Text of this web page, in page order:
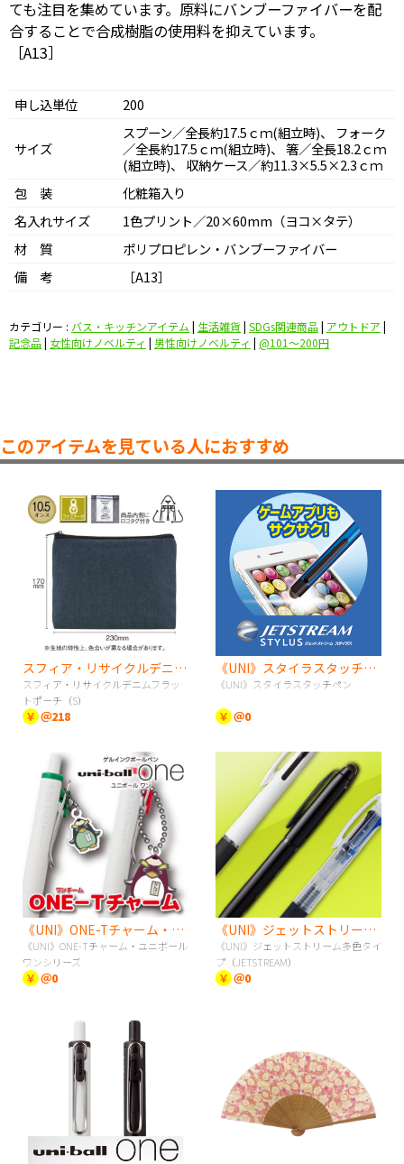
ても注目を集めています。原料にバンブーファイバーを配
合することで合成樹脂の使用料を抑えています。
［A13］
申し込単位 200
サイズ
スプーン／全長約17.5ｃｍ(組立時)、 フォーク
／全長約17.5ｃｍ(組立時)、 箸／全長18.2ｃｍ
(組立時)、 収納ケース／約11.3×5.5×2.3ｃｍ
包 装
化粧箱入り
名入れサイズ
1色プリント／20×60mm（ヨコ×タテ）
材 質
ポリプロピレン・バンブーファイバー
備 考
［A13］
カテゴリー : バス・キッチンアイテム | 生活雑貨| SDGs関連商品| アウトドア |
記念品| 女性向けノベルティ | 男性向けノベルティ | @101〜200円
このアイテムを見ている人におすすめ
スフィア・リサイクルデニムフラットポーチ（S）
スフィア・リサイクルデニムフラッ
トポーチ（S）
￥ ＠218
《UNI》スタイラスタッチペン
《UNI》スタイラスタッチペン
￥ ＠0
《UNI》ONE-Tチャーム・ユニボールワンシリーズ
《UNI》ONE-Tチャーム・ユニボール
ワンシリーズ
￥ ＠0
《UNI》ジェットストリーム多色タイプ（JETSTREAM）
《UNI》ジェットストリーム多色タイ
プ（JETSTREAM）
￥ ＠0